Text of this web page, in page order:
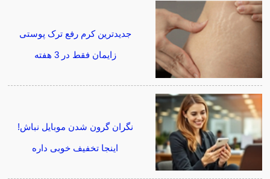
جدیدترین کرم رفع ترک پوستی
زایمان فقط در 3 هفته
نگران گرون شدن موبایل نباش!
اینجا تخفیف خوبی داره